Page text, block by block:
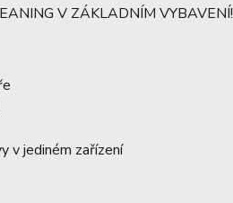
V ZÁKLADNÍM VYBAVENÍ!
v jediném zařízení